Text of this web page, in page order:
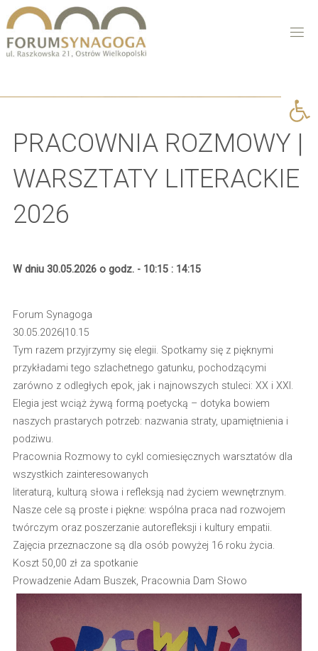
PRACOWNIA ROZMOWY |
WARSZTATY LITERACKIE
2026
W dniu 30.05.2026 o godz. - 10:15 : 14:15
Forum Synagoga
30.05.2026|10.15
Tym razem przyjrzymy się elegii. Spotkamy się z pięknymi
przykładami tego szlachetnego gatunku, pochodzącymi
zarówno z odległych epok, jak i najnowszych stuleci: XX i XXI.
Elegia jest wciąż żywą formą poetycką – dotyka bowiem
naszych prastarych potrzeb: nazwania straty, upamiętnienia i
podziwu.
Pracownia Rozmowy to cykl comiesięcznych warsztatów dla
wszystkich zainteresowanych
literaturą, kulturą słowa i refleksją nad życiem wewnętrznym.
Nasze cele są proste i piękne: wspólna praca nad rozwojem
twórczym oraz poszerzanie autorefleksji i kultury empatii.
Zajęcia przeznaczone są dla osób powyżej 16 roku życia.
Koszt 50,00 zł za spotkanie
Prowadzenie Adam Buszek, Pracownia Dam Słowo